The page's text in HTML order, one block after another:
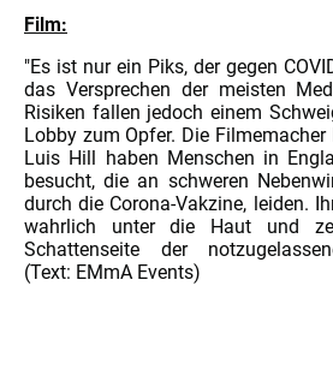
Film:
"Es ist nur ein Piks, der gegen
das Versprechen der meisten
Risiken fallen jedoch einem
Lobby zum Opfer. Die
Luis Hill haben Menschen in
besucht, die an schweren
durch die Corona-Vakzine, leiden.
wahrlich unter die Haut und
Schattenseite der
(Text: EMmA Events)